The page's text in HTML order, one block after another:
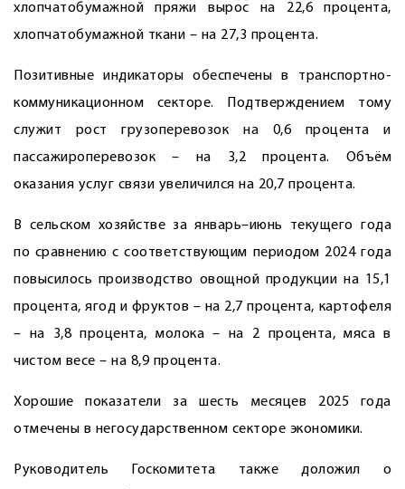
хлопчатобумажной пряжи вырос на 22,6 процента,
хлопчатобумажной ткани – на 27,3 процента.
Позитивные индикаторы обеспечены в транспортно-
коммуникационном секторе. Подтверждением тому
служит рост грузоперевозок на 0,6 процента и
пассажироперевозок – на 3,2 процента. Объём
оказания услуг связи увеличился на 20,7 процента.
В сельском хозяйстве за январь–июнь текущего года
по сравнению с соответствующим периодом 2024 года
повысилось производство овощной продукции на 15,1
процента, ягод и фруктов – на 2,7 процента, картофеля
– на 3,8 процента, молока – на 2 процента, мяса в
чистом весе – на 8,9 процента.
Хорошие показатели за шесть месяцев 2025 года
отмечены в негосударственном секторе экономики.
Руководитель Госкомитета также доложил о